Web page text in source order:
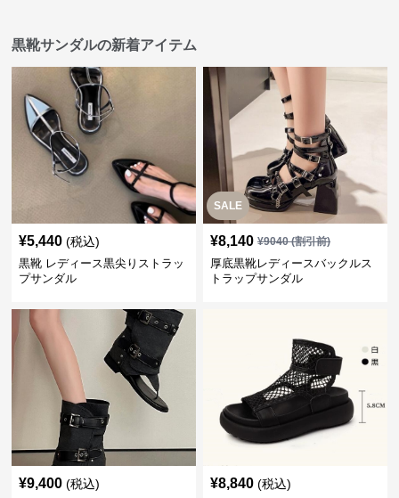
黒靴サンダルの新着アイテム
¥5,440 (税込)
黒靴 レディース黒尖りストラッ
プサンダル
SALE
¥8,140 ¥9040(割引前)
厚底黒靴レディースバックルス
トラップサンダル
¥9,400 (税込) ¥8,840 (税込)